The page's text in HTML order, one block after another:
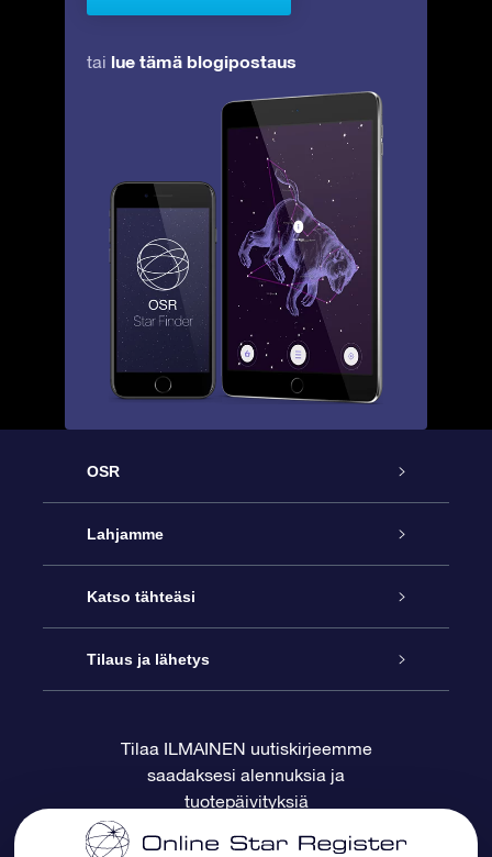
tai lue tämä blogipostaus
OSR
Palvelu
Ota meihin yhteyttä
Blogi
Arvostelut
Lahjamme
Online Star -lahja
OSR-lahjapakkaus
OSR-lahjakortti
Yrityslahjat
Katso tähteäsi
Star Register
Henkilökohtainen Tähtisivu
One Million Stars
Tilaus ja lähetys
Maksutiedot
Toimitustiedot
Tilaa ILMAINEN uutiskirjeemme
saadaksesi alennuksia ja
tuotepäivityksiä